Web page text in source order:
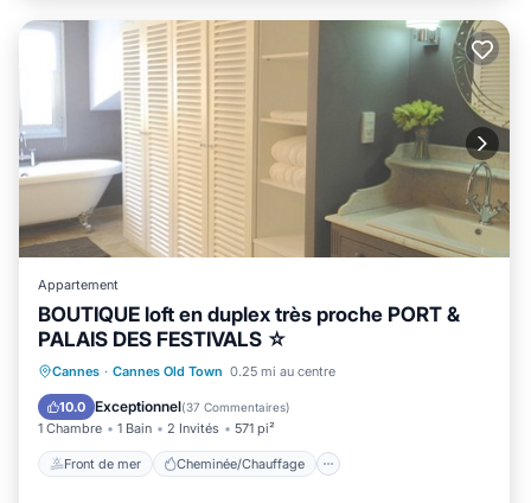
Appartement
BOUTIQUE loft en duplex très proche PORT &
PALAIS DES FESTIVALS ☆
Cannes · Cannes Old Town 0.25 mi au centre
10.0 Exceptionnel(37 Commentaires)
1 Chambre 1 Bain 2 Invités 571 pi²
Front de mer Cheminée/Chauffage
Front de mer
Cheminée/Chauffage
Vue sur l’océan
Balcon/Terrasse